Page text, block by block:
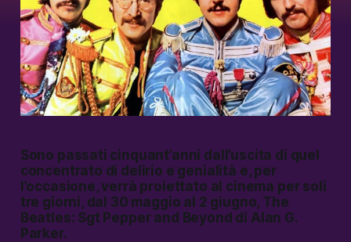
Sono passati cinquant’anni dall’uscita di quel
concentrato di delirio e genialità e, per
l’occasione, verrà proiettato al cinema per soli
tre giorni, dal 30 maggio al 2 giugno, The
Beatles: Sgt Pepper and Beyond di Alan G.
Parker.